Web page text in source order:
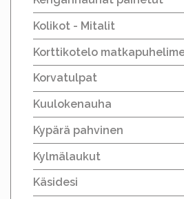
Kolikot - Mitalit
Korttikotelo
Korvatulpat
Kuulokenauha
Kypärä pahvinen
Kylmälaukut
Käsidesi